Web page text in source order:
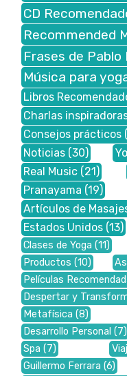
CD
Recommended
Frases de Pablo
Música para
Libros
Charlas
Consejos prácticos
Noticias (30)
Real Music (21)
Pranayama (19)
Artículos de
Estados Unidos (13)
Clases de Yoga (11)
Productos (10)
Películas
Despertar y
Metafísica (8)
Desarrollo Personal (7)
Spa (7)
Guillermo Ferrara (6)